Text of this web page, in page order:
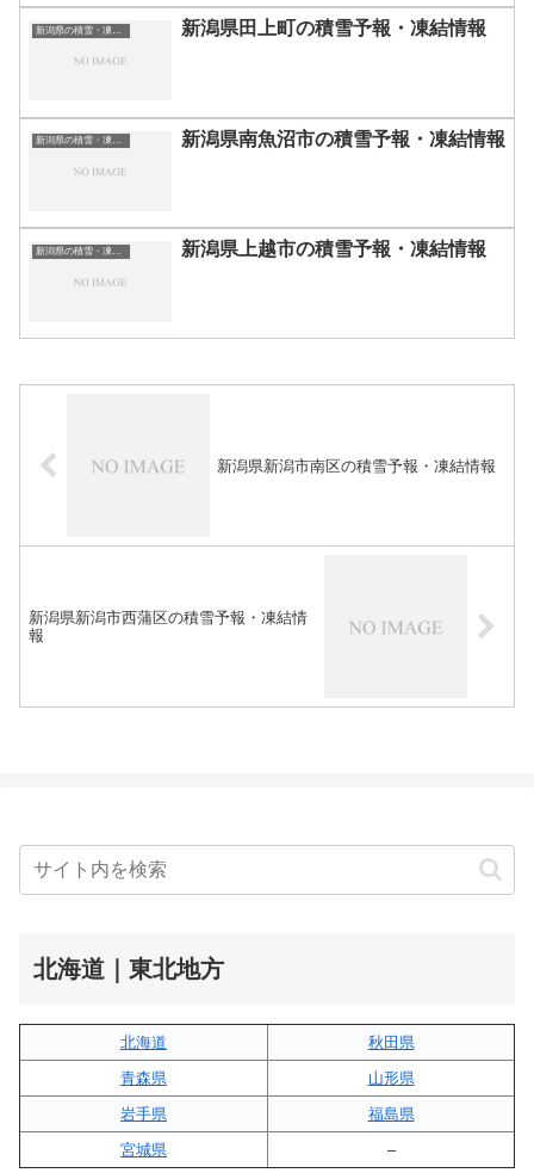
新潟県田上町の積雪予報・凍結情報
新潟県の積雪・凍結情報 新潟県南魚沼市の積雪予報・凍結情報
新潟県の積雪・凍結情報 新潟県上越市の積雪予報・凍結情報
新潟県新潟市南区の積雪予報・凍結情報
新潟県新潟市西蒲区の積雪予報・凍結情
報
北海道｜東北地方
北海道
秋田県
青森県
山形県
岩手県
福島県
宮城県
–